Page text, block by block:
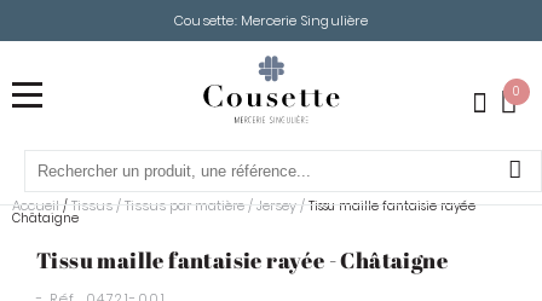
Cousette: Mercerie Singulière
0
Accueil /Tissus/Tissus par matière/Jersey/Tissu maille fantaisie rayée -
Châtaigne
Tissu maille fantaisie rayée - Châtaigne